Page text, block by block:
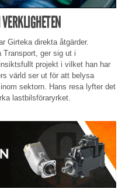
Girteka direkta åtgärder.
Transport, ger sig ut i
projekt i vilket han har
värld ser ut för att belysa
sektorn. Hans resa lyfter det
lastbilsföraryrket.